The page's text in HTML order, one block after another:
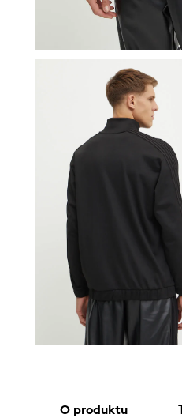
O produktu